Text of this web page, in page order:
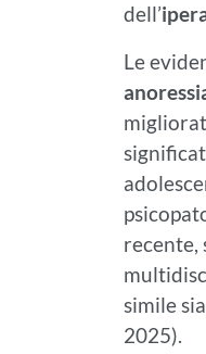
dell’
Le
recente,
simile
2025).